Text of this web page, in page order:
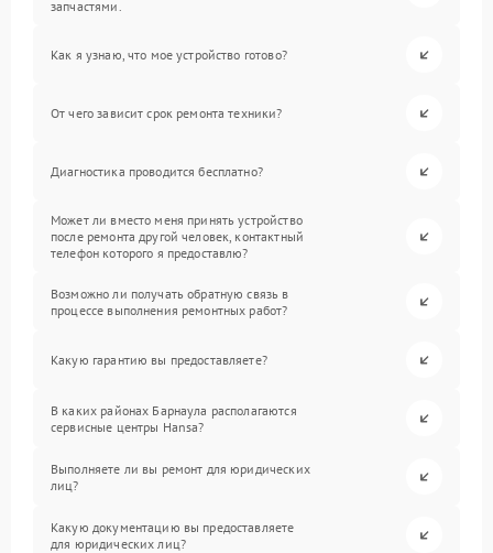
запчастями.
Как я узнаю, что мое устройство готово?
От чего зависит срок ремонта техники?
Диагностика проводится бесплатно?
Может ли вместо меня принять устройство
после ремонта другой человек, контактный
телефон которого я предоставлю?
Возможно ли получать обратную связь в
процессе выполнения ремонтных работ?
Какую гарантию вы предоставляете?
В каких районах Барнаула располагаются
сервисные центры Hansa?
Выполняете ли вы ремонт для юридических
лиц?
Какую документацию вы предоставляете
для юридических лиц?